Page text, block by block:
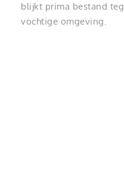
blijkt prima bestand
vochtige omgeving.